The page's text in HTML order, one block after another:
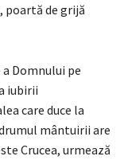
poartă de grijă
Domnului pe
iubirii
care duce la
mântuirii are
Crucea, urmează